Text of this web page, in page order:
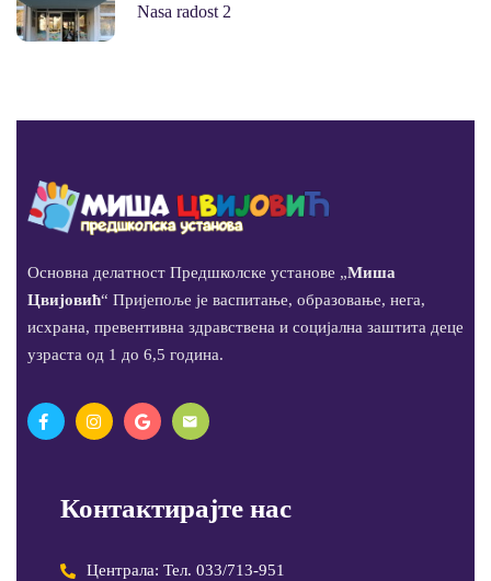
Nasa radost 2
Основна делатност Предшколске установе „Миша
Цвијовић“ Пријепоље је васпитање, образовање, нега,
исхрана, превентивна здравствена и социјална заштита деце
узраста од 1 до 6,5 година.
Контактирајте нас
Централа: Тел. 033/713-951